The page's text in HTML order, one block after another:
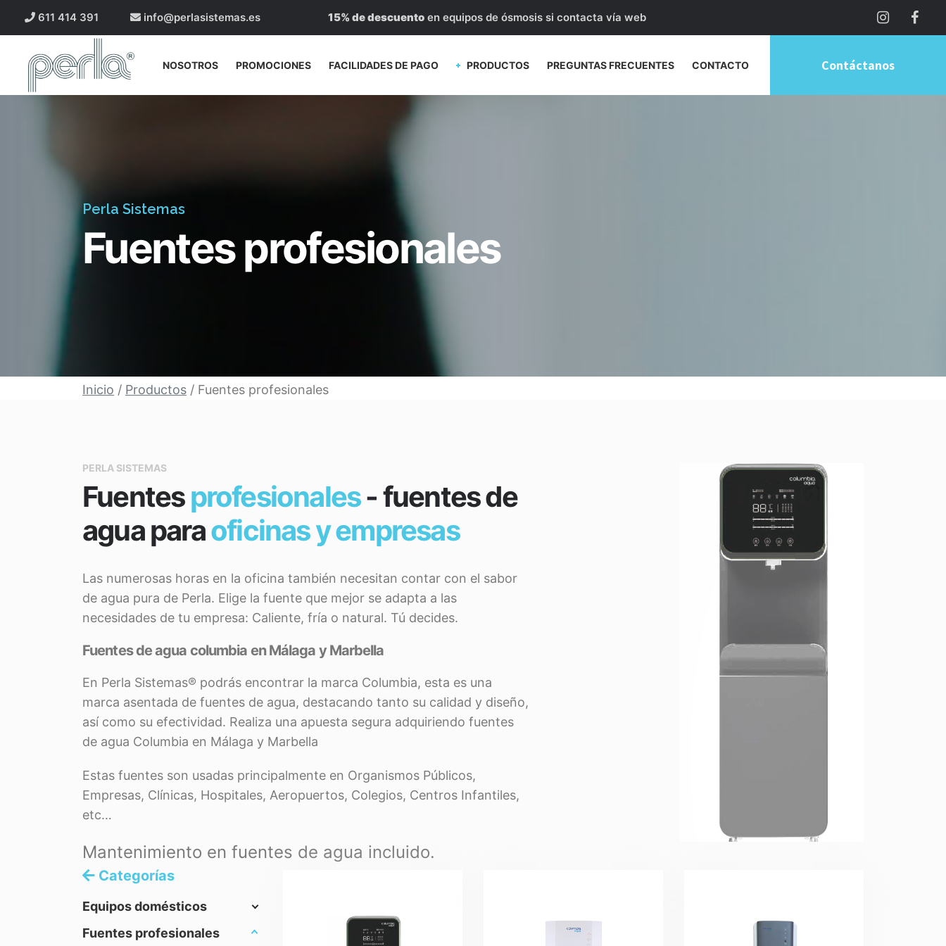
611 414 391 info@perlasistemas.es 15% de descuento en equipos de ósmosis si contacta vía web
NOSOTROS PROMOCIONES FACILIDADES DE PAGO PRODUCTOS PREGUNTAS FRECUENTES CONTACTO Contáctanos
Perla Sistemas
Fuentes profesionales
Inicio / Productos / Fuentes profesionales
PERLA SISTEMAS
Fuentesprofesionales- fuentes de
agua paraoficinas y empresas
Las numerosas horas en la oficina también necesitan contar con el sabor
de agua pura de Perla. Elige la fuente que mejor se adapta a las
necesidades de tu empresa: Caliente, fría o natural. Tú decides.
Fuentes de agua columbia en Málaga y Marbella
En Perla Sistemas® podrás encontrar la marca Columbia, esta es una
marca asentada de fuentes de agua, destacando tanto su calidad y diseño,
así como su efectividad. Realiza una apuesta segura adquiriendo fuentes
de agua Columbia en Málaga y Marbella
Estas fuentes son usadas principalmente en Organismos Públicos,
Empresas, Clínicas, Hospitales, Aeropuertos, Colegios, Centros Infantiles,
etc…
Mantenimiento en fuentes de agua incluido.
Categorías
Equipos domésticos
Fuentes profesionales